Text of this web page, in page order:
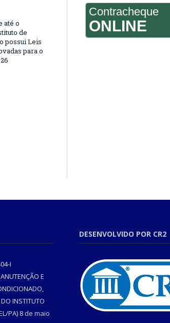
até o
de
possui Leis
para o
Contracheque
ONLINE
I
E
INSTITUTO
PA) 8 de maio
DESENVOLVIDO POR CR2